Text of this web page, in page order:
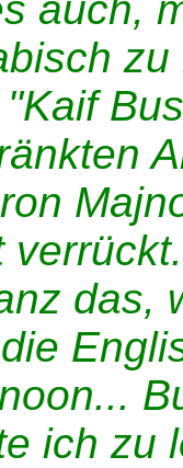
das,
ich zu